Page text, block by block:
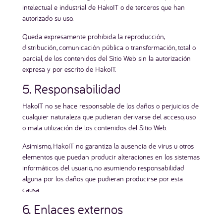
intelectual e industrial de HakoIT o de terceros que han
autorizado su uso.
Queda expresamente prohibida la reproducción,
distribución, comunicación pública o transformación, total o
parcial, de los contenidos del Sitio Web sin la autorización
expresa y por escrito de HakoIT.
5. Responsabilidad
HakoIT no se hace responsable de los daños o perjuicios de
cualquier naturaleza que pudieran derivarse del acceso, uso
o mala utilización de los contenidos del Sitio Web.
Asimismo, HakoIT no garantiza la ausencia de virus u otros
elementos que puedan producir alteraciones en los sistemas
informáticos del usuario, no asumiendo responsabilidad
alguna por los daños que pudieran producirse por esta
causa.
6. Enlaces externos